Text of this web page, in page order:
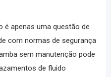
é apenas uma questão de
com normas de segurança
sem manutenção pode
de fluido